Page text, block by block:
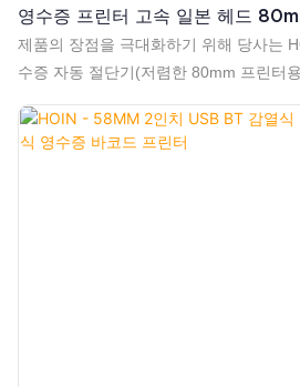
영수증 프린터 고속 일본 헤드
린터
제품의 장점을 극대화하기 위해 당사는
수증 자동 절단기(저렴한 80mm 프린터
가 넓어지며, 프린터 분야에서 폭넓게 사